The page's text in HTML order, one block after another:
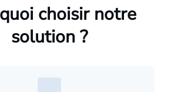
choisir notre
solution ?